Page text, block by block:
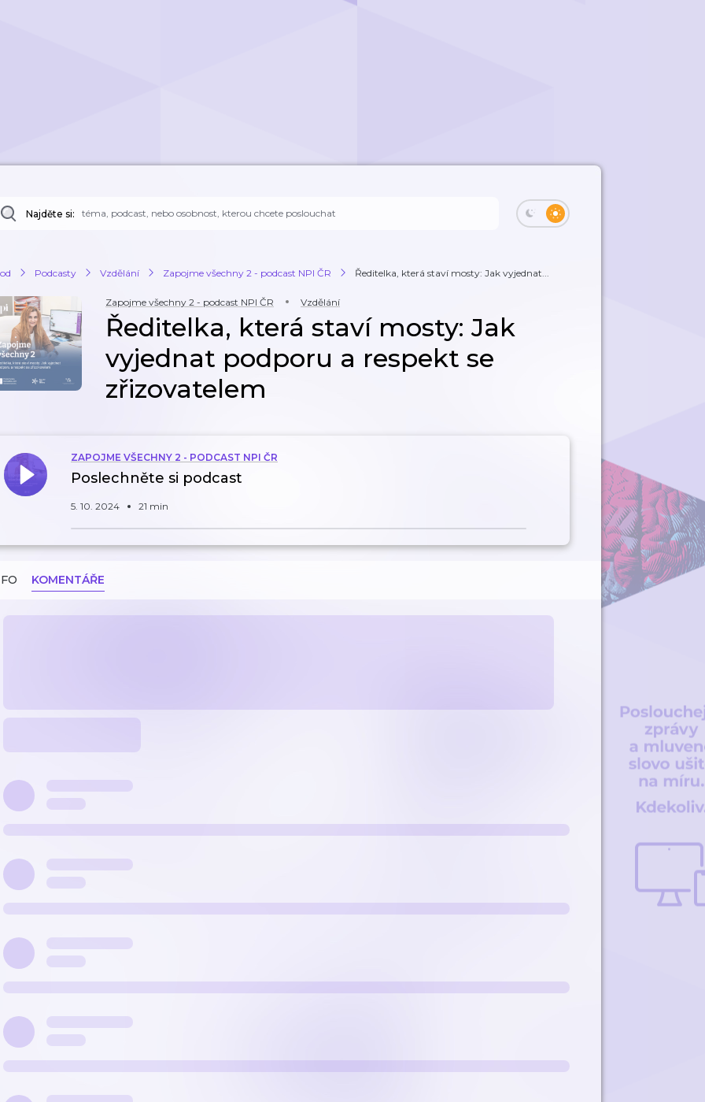
Najděte si:
Podcasty Vzdělání Zapojme všechny 2 - podcast NPI ČR Ředitelka, která staví mosty: Jak vyjednat...
Zapojme všechny 2 - podcast NPI ČR Vzdělání
Ředitelka, která staví mosty: Jak
vyjednat podporu a respekt se
zřizovatelem
ZAPOJME VŠECHNY 2 - PODCAST NPI ČR
Poslechněte si podcast
5. 10. 2024 21 min
KOMENTÁŘE